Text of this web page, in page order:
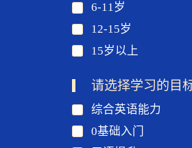
6-11岁
12-15岁
15岁以上
请选择学习的目
综合英语能力
0基础入门